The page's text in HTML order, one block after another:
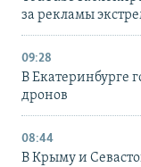
за рекламы
09:28
В Екатеринбурге
дронов
08:44
В Крыму и